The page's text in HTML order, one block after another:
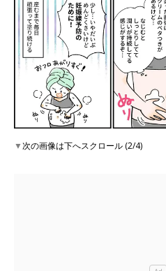
▼次の画像は下へスクロール (2/4)